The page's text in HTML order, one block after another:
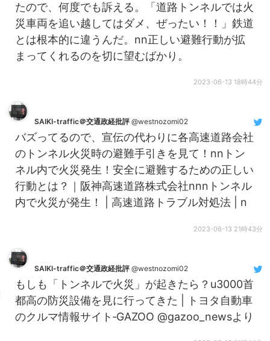
たので、何度でも訴える。「道路トンネルでは火
災車両を追い越してはダメ、ぜったい！！」鉄道
とは根本的に違うんだ。nn正しい避難行動が拡
まってくれるのを切に望むばかり。
2023-06-13 18時44分
SAIKI-traffic＠交通政経批評 @westnozomi02
バズってるので、宣伝の代わりに各高速道路会社
のトンネル火災時の避難手引きを見て！nnトン
ネル内で火災発生！安全に避難するための正しい
行動とは？｜阪神高速道路株式会社nnnトンネル
内で火災が発生！ | 高速道路トラブル対処法 | n
2023-06-13 21時43分
SAIKI-traffic＠交通政経批評 @westnozomi02
もしも「トンネルで火災」が起きたら？u3000首
都高の防災設備を見に行ってきた | トヨタ自動車
のクルマ情報サイト‐GAZOO @gazoo_newsより